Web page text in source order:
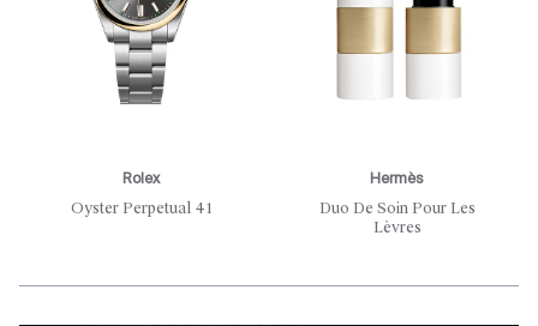
Rolex
Oyster Perpetual 41
Hermès
Duo De Soin Pour Les
Lèvres